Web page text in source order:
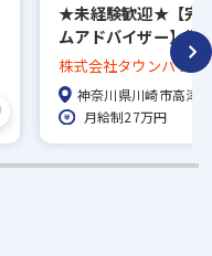
★未経験歓迎★【完
ムアドバイザー】賞
回長期休暇あり／約
中から好きな物件に
度、家賃補助50％／
で地域密着！
株式会社タウンハウジ
神奈川県川崎市高津区
月給制27万円